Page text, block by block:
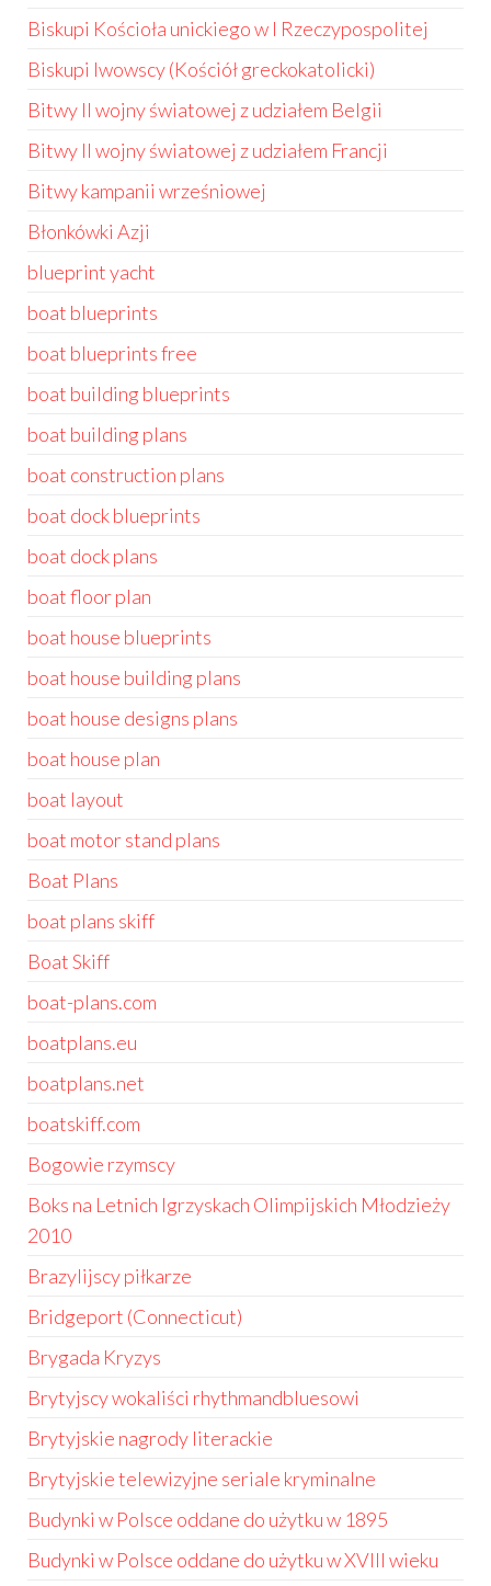
Biskupi Kościoła unickiego w I Rzeczypospolitej
Biskupi lwowscy (Kościół greckokatolicki)
Bitwy II wojny światowej z udziałem Belgii
Bitwy II wojny światowej z udziałem Francji
Bitwy kampanii wrześniowej
Błonkówki Azji
blueprint yacht
boat blueprints
boat blueprints free
boat building blueprints
boat building plans
boat construction plans
boat dock blueprints
boat dock plans
boat floor plan
boat house blueprints
boat house building plans
boat house designs plans
boat house plan
boat layout
boat motor stand plans
Boat Plans
boat plans skiff
Boat Skiff
boat-plans.com
boatplans.eu
boatplans.net
boatskiff.com
Bogowie rzymscy
Boks na Letnich Igrzyskach Olimpijskich Młodzieży
2010
Brazylijscy piłkarze
Bridgeport (Connecticut)
Brygada Kryzys
Brytyjscy wokaliści rhythmandbluesowi
Brytyjskie nagrody literackie
Brytyjskie telewizyjne seriale kryminalne
Budynki w Polsce oddane do użytku w 1895
Budynki w Polsce oddane do użytku w XVIII wieku